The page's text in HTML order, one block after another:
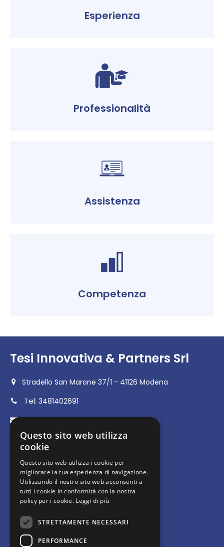
Esperienza
Professionalità
Assistenza
Competenza
Tesi Innovativa & Partners Srl
Stradello San Marone 37/1 - 41126 Modena
Tel:3481402691
Email:info@tesiinnovativa.it
P.IVA 04189010368
Contenuti
Informazioni
Contattaci
Privacy policy
Questo sito web utilizza
cookie
Questo sito web utilizza i cookie per
migliorare la tua esperienza di navigazione.
Utilizzando il nostro sito web acconsenti a
tutti i cookie in conformità con la nostra
policy per i cookie. Leggi di più
STRETTAMENTE NECESSARI
PERFORMANCE